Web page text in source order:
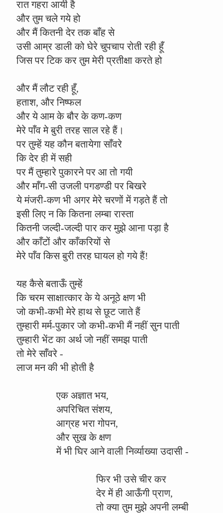
रात गहरा आयी है
और तुम चले गये हो
और मैं कितनी देर तक बाँह से
उसी आम्र डाली को घेरे चुपचाप रोती रही हूँ
जिस पर टिक कर तुम मेरी प्रतीक्षा करते हो
और मैं लौट रही हूँ,
हताश, और निष्फल
और ये आम के बौर के कण-कण
मेरे पाँव मे बुरी तरह साल रहे हैं।
पर तुम्हें यह कौन बतायेगा साँवरे
कि देर ही में सही
पर मैं तुम्हारे पुकारने पर आ तो गयी
और माँग-सी उजली पगडण्डी पर बिखरे
ये मंजरी-कण भी अगर मेरे चरणों में गड़ते हैं तो
इसी लिए न कि कितना लम्बा रास्ता
कितनी जल्दी-जल्दी पार कर मुझे आना पड़ा है
और काँटों और काँकरियों से
मेरे पाँव किस बुरी तरह घायल हो गये हैं!
यह कैसे बताऊँ तुम्हें
कि चरम साक्षात्कार के ये अनूठे क्षण भी
जो कभी-कभी मेरे हाथ से छूट जाते हैं
तुम्हारी मर्म-पुकार जो कभी-कभी मैं नहीं सुन पाती
तुम्हारी भेंट का अर्थ जो नहीं समझ पाती
तो मेरे साँवरे -
लाज मन की भी होती है
एक अज्ञात भय,
अपरिचित संशय,
आग्रह भरा गोपन,
और सुख के क्षण
में भी घिर आने वाली निर्व्याख्या उदासी -
फिर भी उसे चीर कर
देर में ही आऊँगी प्राण,
तो क्या तुम मुझे अपनी लम्बी